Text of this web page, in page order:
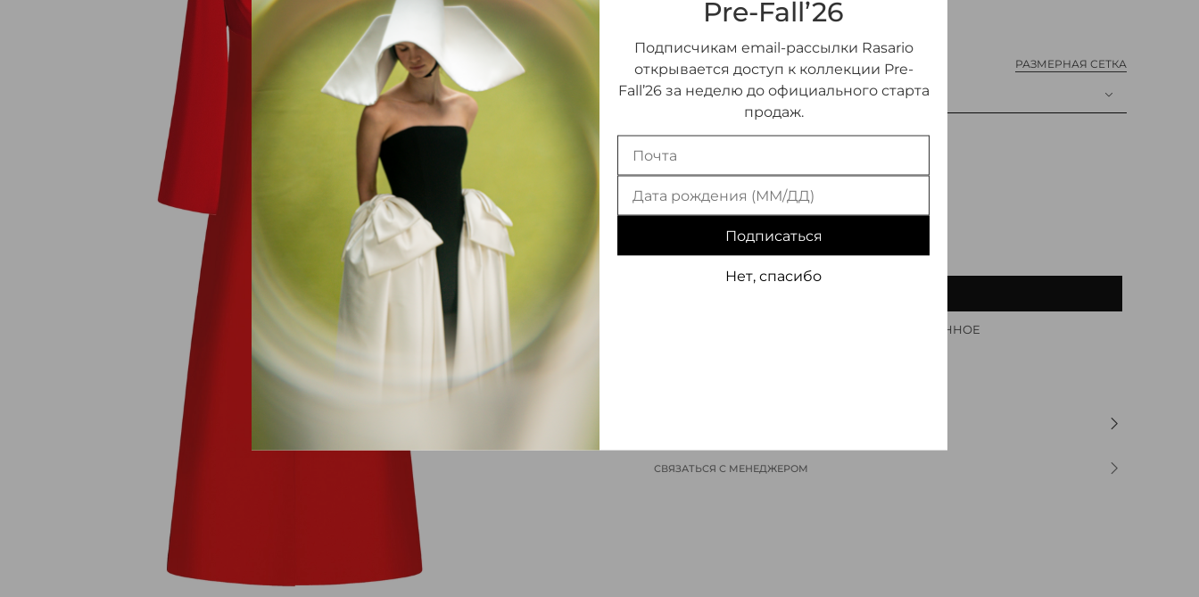
145 000 ₽
РАЗМЕР РАЗМЕРНАЯ СЕТКА
44 (FR)(В НАЛИЧИИ)
ДОБАВИТЬ В ИЗБРАННОЕ
СВЯЗАТЬСЯ С МЕНЕДЖЕРОМ
Pre-Fall’26
Подписчикам email-рассылки Rasario
открывается доступ к коллекции Pre-
Fall’26 за неделю до официального старта
продаж.
Подписаться
Нет, спасибо